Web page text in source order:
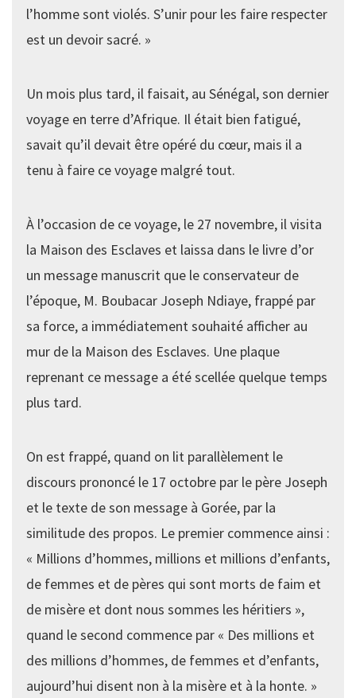
l’homme sont violés. S’unir pour les faire respecter
est un devoir sacré. »
Un mois plus tard, il faisait, au Sénégal, son dernier
voyage en terre d’Afrique. Il était bien fatigué,
savait qu’il devait être opéré du cœur, mais il a
tenu à faire ce voyage malgré tout.
À l’occasion de ce voyage, le 27 novembre, il visita
la Maison des Esclaves et laissa dans le livre d’or
un message manuscrit que le conservateur de
l’époque, M. Boubacar Joseph Ndiaye, frappé par
sa force, a immédiatement souhaité afficher au
mur de la Maison des Esclaves. Une plaque
reprenant ce message a été scellée quelque temps
plus tard.
On est frappé, quand on lit parallèlement le
discours prononcé le 17 octobre par le père Joseph
et le texte de son message à Gorée, par la
similitude des propos. Le premier commence ainsi :
« Millions d’hommes, millions et millions d’enfants,
de femmes et de pères qui sont morts de faim et
de misère et dont nous sommes les héritiers »,
quand le second commence par « Des millions et
des millions d’hommes, de femmes et d’enfants,
aujourd’hui disent non à la misère et à la honte. »